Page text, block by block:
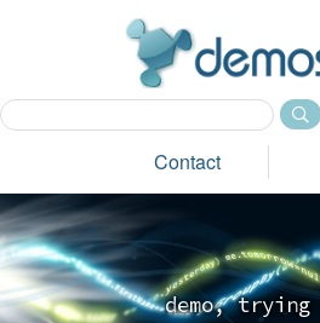
Contact
demo, tryi ng